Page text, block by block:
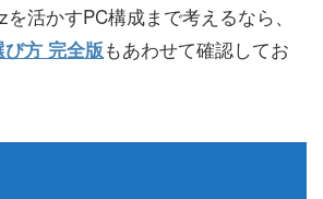
活かすPC構成まで考えるなら、
方 完全版もあわせて確認してお